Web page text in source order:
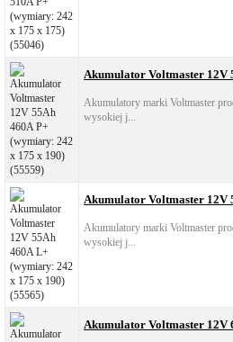
Akumulator Voltmaster 12V
Akumulatory marki Voltmaster
wysokiej j...
Akumulator Voltmaster 12V
Akumulatory marki Voltmaster
wysokiej j...
Akumulator Voltmaster 12V